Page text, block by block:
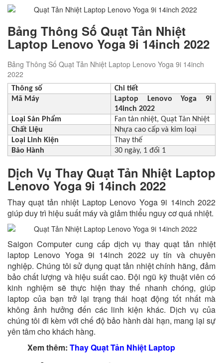
Bảng Thông Số Quạt Tản Nhiệt
Laptop Lenovo Yoga 9i 14inch 2022
Bảng Thông Số Quạt Tản Nhiệt Laptop Lenovo Yoga 9i 14inch
2022
Thông số
Chi tiết
Mã Máy
Laptop Lenovo Yoga 9i
14inch 2022
Loại Sản Phẩm
Fan tản nhiệt, Quạt Tản Nhiệt
Chất Liệu
Nhựa cao cấp và kim loại
Loại Linh Kiện
Thay thế
Bảo Hành
30 ngày, 1 đổi 1
Dịch Vụ Thay Quạt Tản Nhiệt Laptop
Lenovo Yoga 9i 14inch 2022
Thay quạt tản nhiệt Laptop Lenovo Yoga 9i 14inch 2022
giúp duy trì hiệu suất máy và giảm thiểu nguy cơ quá nhiệt.
Saigon Computer cung cấp dịch vụ thay quạt tản nhiệt
laptop Lenovo Yoga 9i 14inch 2022 uy tín và chuyên
nghiệp. Chúng tôi sử dụng quạt tản nhiệt chính hãng, đảm
bảo chất lượng và hiệu suất cao. Đội ngũ kỹ thuật viên có
kinh nghiệm sẽ thực hiện thay thế nhanh chóng, giúp
laptop của bạn trở lại trạng thái hoạt động tốt nhất mà
không ảnh hưởng đến các linh kiện khác. Dịch vụ của
chúng tôi đi kèm với chế độ bảo hành dài hạn, mang lại sự
yên tâm cho khách hàng.
Xem thêm: Thay Quạt Tản Nhiệt Laptop